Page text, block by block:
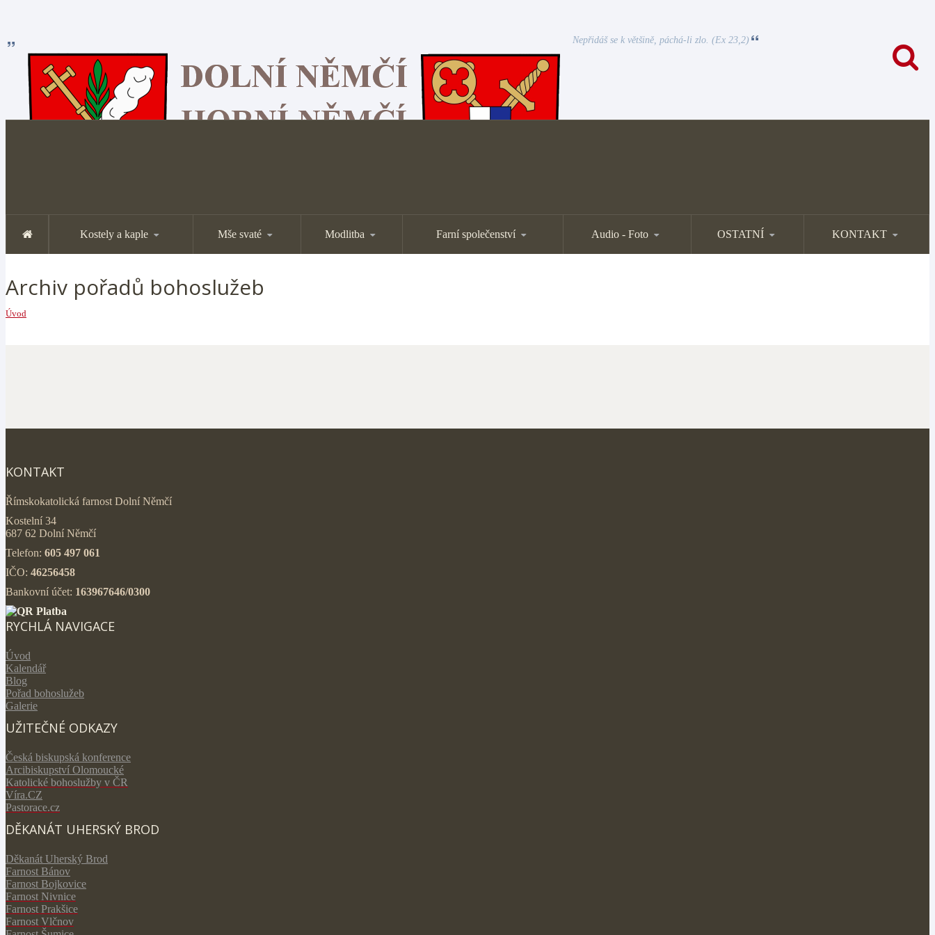
Nepřidáš se k většině, páchá-li zlo. (Ex 23,2)
Kostely a kaple Mše svaté Modlitba Farní společenství Audio - Foto OSTATNÍ KONTAKT
Archiv pořadů bohoslužeb
Úvod
KONTAKT
Římskokatolická farnost Dolní Němčí
Kostelní 34
687 62 Dolní Němčí
Telefon: 605 497 061
IČO: 46256458
Bankovní účet: 163967646/0300
RYCHLÁ NAVIGACE
Úvod
Kalendář
Blog
Pořad bohoslužeb
Galerie
UŽITEČNÉ ODKAZY
Česká biskupská konference
Arcibiskupství Olomoucké
Katolické bohoslužby v ČR
Víra.CZ
Pastorace.cz
DĚKANÁT UHERSKÝ BROD
Děkanát Uherský Brod
Farnost Bánov
Farnost Bojkovice
Farnost Nivnice
Farnost Prakšice
Farnost Vlčnov